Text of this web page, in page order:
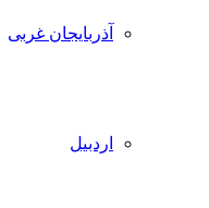
آذربایجان غربی
اردبیل